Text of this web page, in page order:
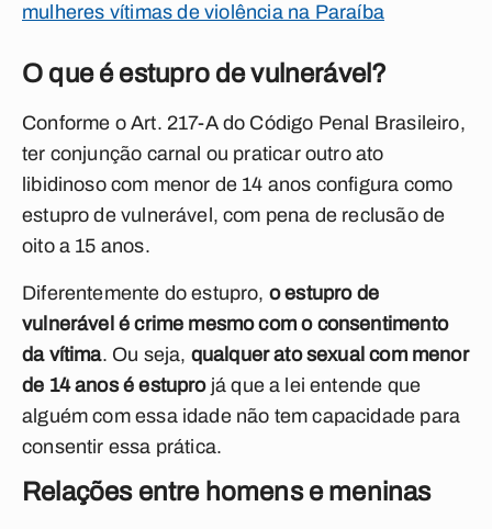
mulheres vítimas de violência na Paraíba
O que é estupro de vulnerável?
Conforme o Art. 217-A do Código Penal Brasileiro,
ter conjunção carnal ou praticar outro ato
libidinoso com menor de 14 anos configura como
estupro de vulnerável, com pena de reclusão de
oito a 15 anos.
Diferentemente do estupro, o estupro de
vulnerável é crime mesmo com o consentimento
da vítima. Ou seja, qualquer ato sexual com menor
de 14 anos é estuprojá que a lei entende que
alguém com essa idade não tem capacidade para
consentir essa prática.
Relações entre homens e meninas